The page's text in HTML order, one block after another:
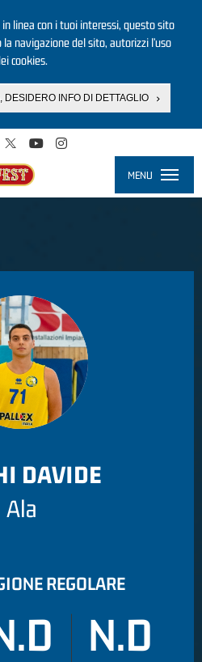
linea con i tuoi interessi, questo sito
navigazione del sito, autorizzi l’uso
cookies.
DESIDERO INFO DI DETTAGLIO
MENU
DAVIDE
Ala
REGOLARE
N.D